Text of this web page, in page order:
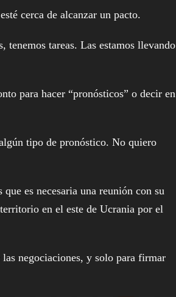
cerca de alcanzar un pacto.
tenemos tareas. Las estamos llevando
para hacer “pronósticos” o decir en
tipo de pronóstico. No quiero
es necesaria una reunión con su
en el este de Ucrania por el
negociaciones, y solo para firmar